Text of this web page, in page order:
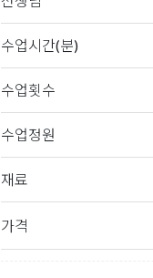
수업시간(분)
수업횟수
수업정원
재료
가격